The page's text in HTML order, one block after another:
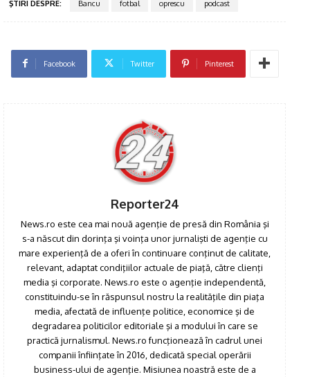
ŞTIRI DESPRE: Bancu fotbal oprescu podcast
Facebook Twitter Pinterest
Reporter24
News.ro este cea mai nouă agenţie de presă din România şi
s-a născut din dorinţa şi voinţa unor jurnalişti de agenţie cu
mare experienţă de a oferi în continuare conţinut de calitate,
relevant, adaptat condiţiilor actuale de piaţă, către clienţi
media şi corporate. News.ro este o agenţie independentă,
constituindu-se în răspunsul nostru la realităţile din piaţa
media, afectată de influenţe politice, economice şi de
degradarea politicilor editoriale şi a modului în care se
practică jurnalismul. News.ro funcţionează în cadrul unei
companii înfiinţate în 2016, dedicată special operării
business-ului de agenţie. Misiunea noastră este de a